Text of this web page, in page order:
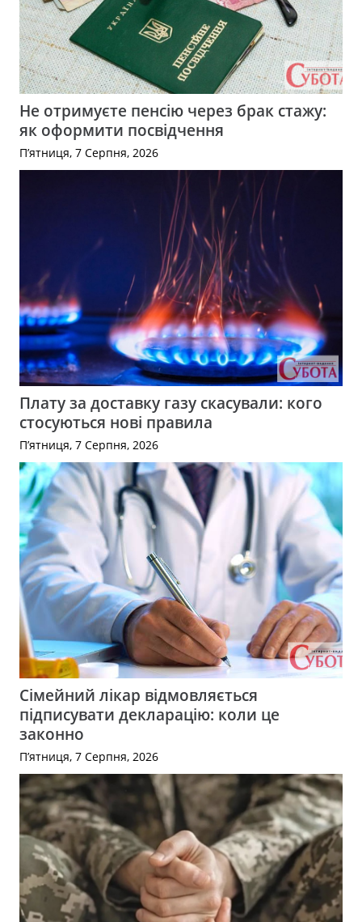
Не отримуєте пенсію через брак стажу:
як оформити посвідчення
П’ятниця, 7 Серпня, 2026
Плату за доставку газу скасували: кого
стосуються нові правила
П’ятниця, 7 Серпня, 2026
Сімейний лікар відмовляється
підписувати декларацію: коли це
законно
П’ятниця, 7 Серпня, 2026